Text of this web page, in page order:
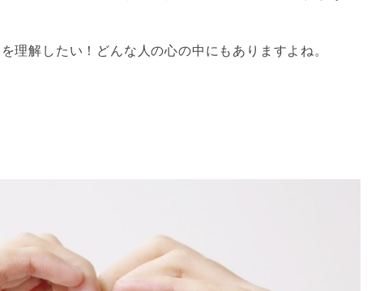
理解したい！どんな人の心の中にもありますよね。